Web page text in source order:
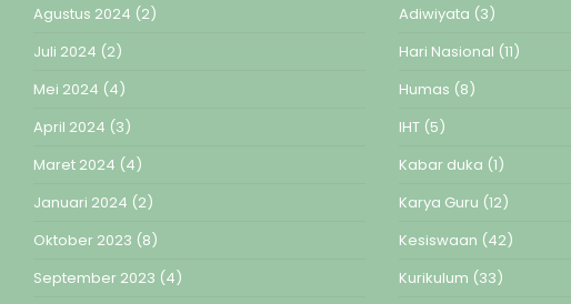
Agustus 2024 (2)
Juli 2024 (2)
Mei 2024 (4)
April 2024 (3)
Maret 2024 (4)
Januari 2024 (2)
Oktober 2023 (8)
September 2023 (4)
Adiwiyata (3)
Hari Nasional (11)
Humas (8)
IHT(5)
Kabar duka (1)
Karya Guru (12)
Kesiswaan (42)
Kurikulum (33)